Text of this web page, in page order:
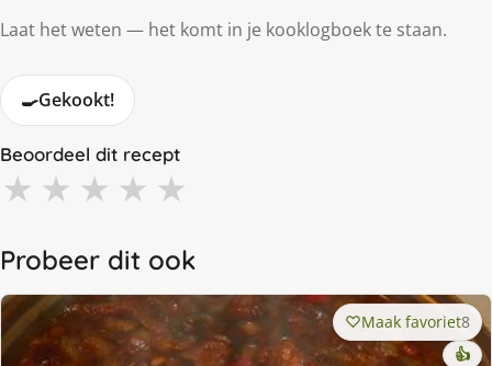
Laat het weten — het komt in je kooklogboek te staan.
🍳Gekookt!
Beoordeel dit recept
★ ★ ★ ★ ★
Probeer dit ook
Maak favoriet8
👍